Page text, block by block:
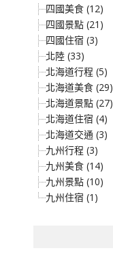
四國美食 (12)
四國景點 (21)
四國住宿 (3)
北陸 (33)
北海道行程 (5)
北海道美食 (29)
北海道景點 (27)
北海道住宿 (4)
北海道交通 (3)
九州行程 (3)
九州美食 (14)
九州景點 (10)
九州住宿 (1)